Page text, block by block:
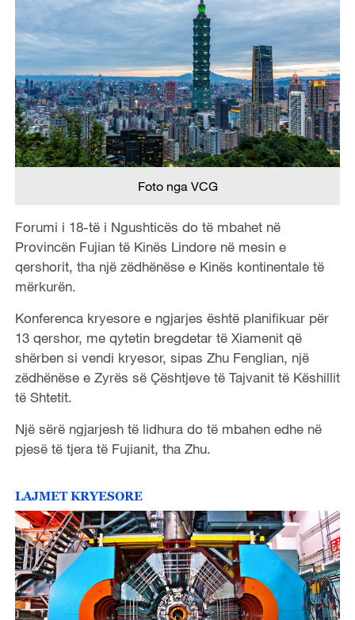
Foto nga VCG
Forumi i 18-të i Ngushticës do të mbahet në
Provincën Fujian të Kinës Lindore në mesin e
qershorit, tha një zëdhënëse e Kinës kontinentale të
mërkurën.
Konferenca kryesore e ngjarjes është planifikuar për
13 qershor, me qytetin bregdetar të Xiamenit që
shërben si vendi kryesor, sipas Zhu Fenglian, një
zëdhënëse e Zyrës së Çështjeve të Tajvanit të Këshillit
të Shtetit.
Një sërë ngjarjesh të lidhura do të mbahen edhe në
pjesë të tjera të Fujianit, tha Zhu.
LAJMET KRYESORE